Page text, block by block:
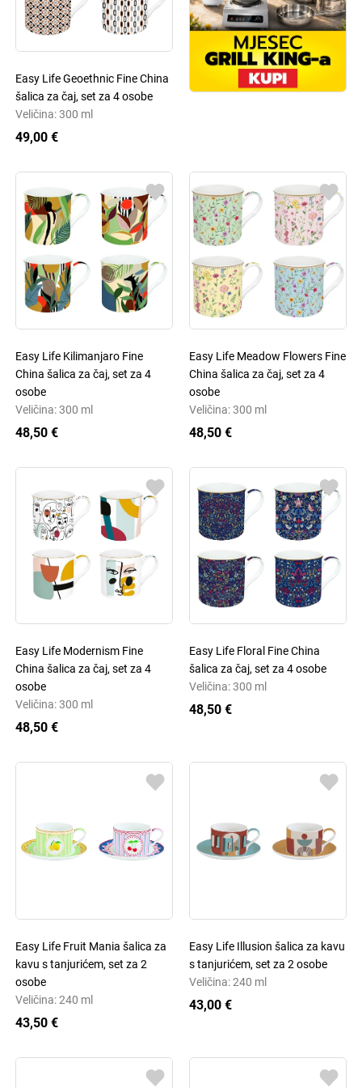
Easy Life Geoethnic Fine China
šalica za čaj, set za 4 osobe
Veličina: 300 ml
49,00 €
Easy Life Kilimanjaro Fine
China šalica za čaj, set za 4
osobe
Veličina: 300 ml
48,50 €
Easy Life Meadow Flowers Fine
China šalica za čaj, set za 4
osobe
Veličina: 300 ml
48,50 €
Easy Life Modernism Fine
China šalica za čaj, set za 4
osobe
Veličina: 300 ml
48,50 €
Easy Life Floral Fine China
šalica za čaj, set za 4 osobe
Veličina: 300 ml
48,50 €
Easy Life Fruit Mania šalica za
kavu s tanjurićem, set za 2
osobe
Veličina: 240 ml
43,50 €
Easy Life Illusion šalica za kavu
s tanjurićem, set za 2 osobe
Veličina: 240 ml
43,00 €